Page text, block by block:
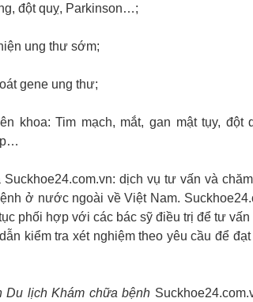
đột quỵ, Parkinson…;
ung thư sớm;
gene ung thư;
khoa: Tim mạch, mắt, gan mật tụy, đột
Suckhoe24.com.vn: dịch vụ tư vấn và
ở nước ngoài về Việt Nam.
phối hợp với các bác sỹ điều trị để tư
kiểm tra xét nghiệm theo yêu cầu để
Du lịch Khám chữa bệnh